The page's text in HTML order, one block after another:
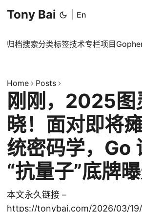
Tony Bai En
归档搜索分类标签技术专栏项目
Home Posts
刚刚，2025图
晓！面对即将
统密码学，Go
“抗量子”底牌
本文永久链接 –
https://tonybai.com/2026/03/